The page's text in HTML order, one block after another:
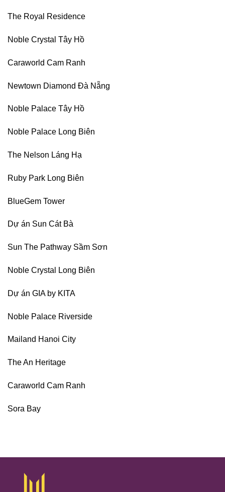
The Royal Residence
Noble Crystal Tây Hồ
Caraworld Cam Ranh
Newtown Diamond Đà Nẵng
Noble Palace Tây Hồ
Noble Palace Long Biên
The Nelson Láng Hạ
Ruby Park Long Biên
BlueGem Tower
Dự án Sun Cát Bà
Sun The Pathway Sầm Sơn
Noble Crystal Long Biên
Dự án GIA by KITA
Noble Palace Riverside
Mailand Hanoi City
The An Heritage
Caraworld Cam Ranh
Sora Bay